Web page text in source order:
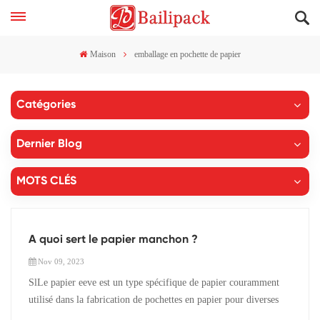
Maison emballage en pochette de papier
Catégories
Dernier Blog
MOTS CLÉS
A quoi sert le papier manchon ?
Nov 09, 2023
SlLe papier eeve est un type spécifique de papier couramment
utilisé dans la fabrication de pochettes en papier pour diverses